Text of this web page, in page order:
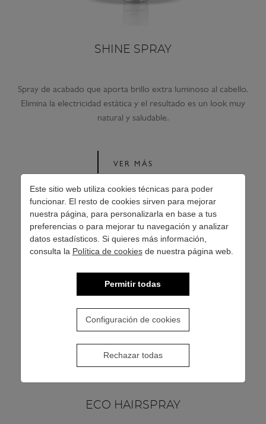
Este sitio web utiliza cookies técnicas para poder
funcionar. El resto de cookies sirven para mejorar
nuestra página, para personalizarla en base a tus
preferencias o para mejorar tu navegación y analizar
datos estadísticos. Si quieres más información,
consulta la Política de cookiesde nuestra página web.
Permitir todas
Configuración de cookies
Rechazar todas
SHINE SPRAY
Spray de acabado que aporta brillo extra luminoso al cabello.
Elimina la electricidad estática y el resultado es un look muy
natural y saludable.
VER MÁS
ECO HAIRSPRAY